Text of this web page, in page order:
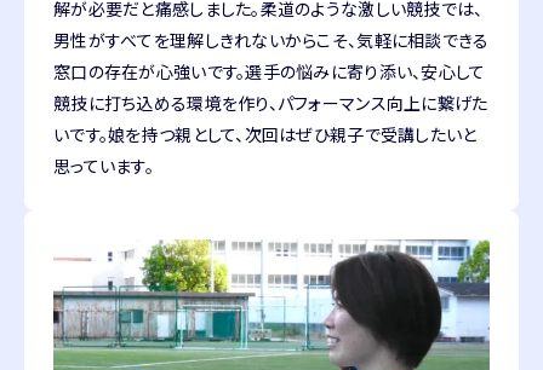
解が必要だと痛感しました。柔道のような激しい競技では、
男性がすべてを理解しきれないからこそ、気軽に相談できる
窓口の存在が心強いです。選手の悩みに寄り添い、安心して
競技に打ち込める環境を作り、パフォーマンス向上に繋げた
いです。娘を持つ親として、次回はぜひ親子で受講したいと
思っています。